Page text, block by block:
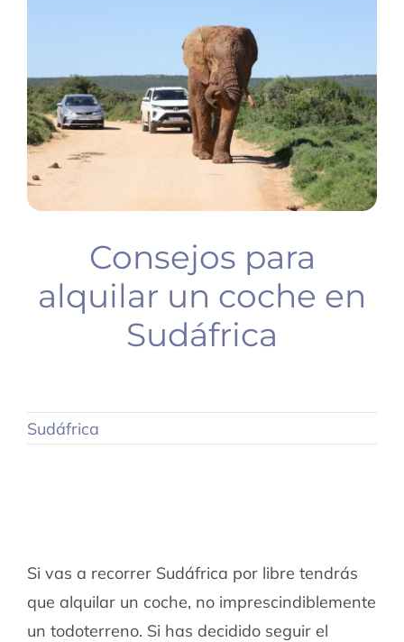
PLANIFICA TU VIAJE
Consejos para
alquilar un coche en
Sudáfrica
Sudáfrica
Si vas a recorrer Sudáfrica por libre tendrás
que alquilar un coche, no imprescindiblemente
un todoterreno. Si has decidido seguir el